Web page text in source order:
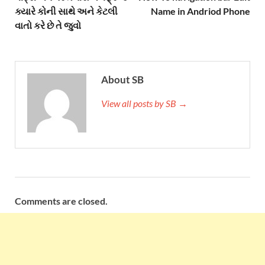
ક્યારે કોની સાથે અને કેટલી
વાતો કરે છે તે જુવો
Name in Andriod Phone
About SB
View all posts by SB →
Comments are closed.